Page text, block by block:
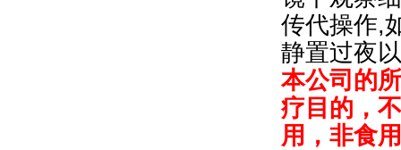
传代操作,
静置过夜
本公司的
疗目的，
用，非食用